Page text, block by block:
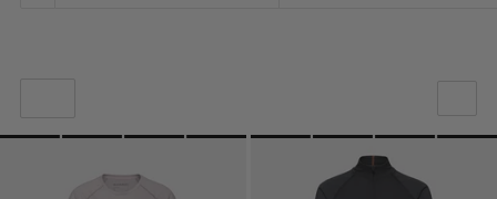
NASZA REKOMENDACJA
NISKA CENA DO WYSOKIEJ